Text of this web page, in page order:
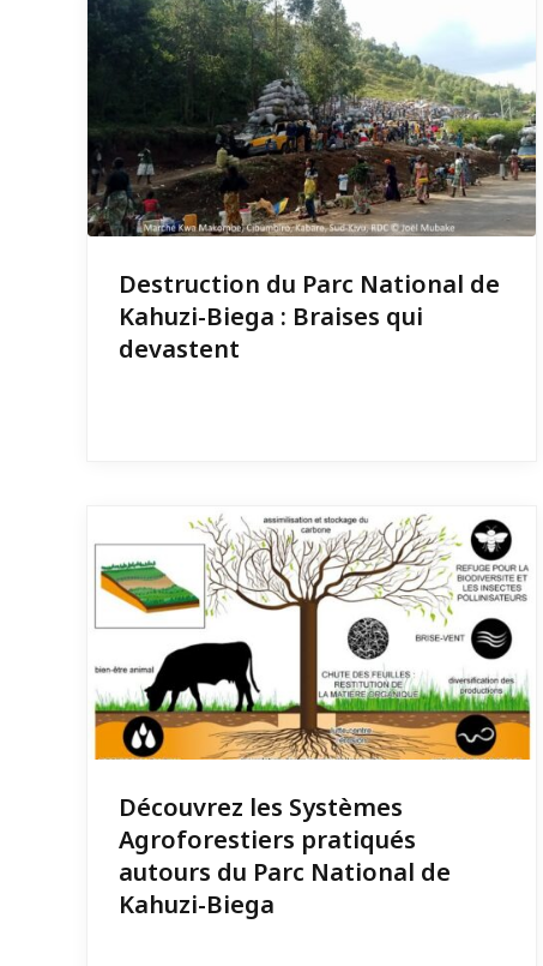
Destruction du Parc National de
Kahuzi-Biega : Braises qui
devastent
Découvrez les Systèmes
Agroforestiers pratiqués
autours du Parc National de
Kahuzi-Biega